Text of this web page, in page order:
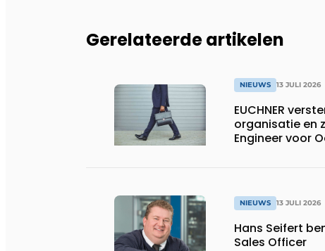
Gerelateerde artikelen
NIEUWS 13 JULI 2026
EUCHNER
organisatie en
Engineer voor
NIEUWS 13 JULI 2026
Hans Seifert
Sales Officer